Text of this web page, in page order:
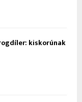
kiskorúnak